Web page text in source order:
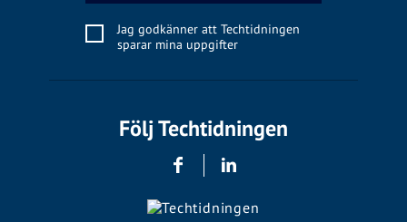
Jag godkänner att Techtidningen
sparar mina uppgifter
Följ Techtidningen